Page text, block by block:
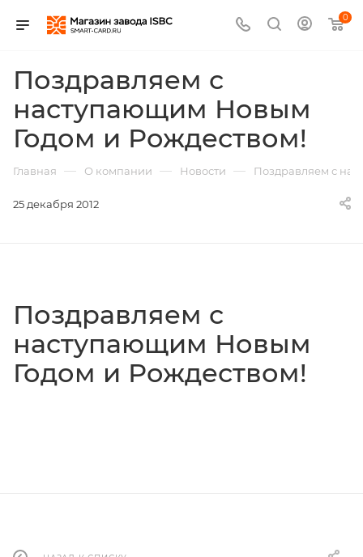
0
Поздравляем с
наступающим Новым
Годом и Рождеством!
Главная — О компании — Новости — Поздравляем с
25 декабря 2012
Поздравляем с
наступающим Новым
Годом и Рождеством!